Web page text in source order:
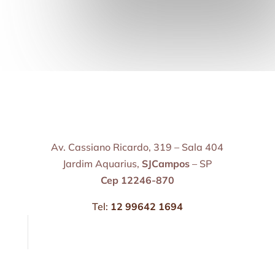
Av. Cassiano Ricardo, 319 – Sala 404
Jardim Aquarius, SJCampos – SP
Cep 12246-870
Tel: 12 99642 1694